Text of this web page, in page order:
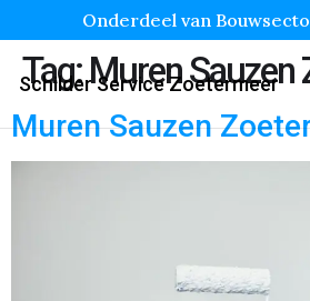
Onderdeel van
Schilder Service Zoetermeer
Tag:Muren Sauzen
Muren Sauzen